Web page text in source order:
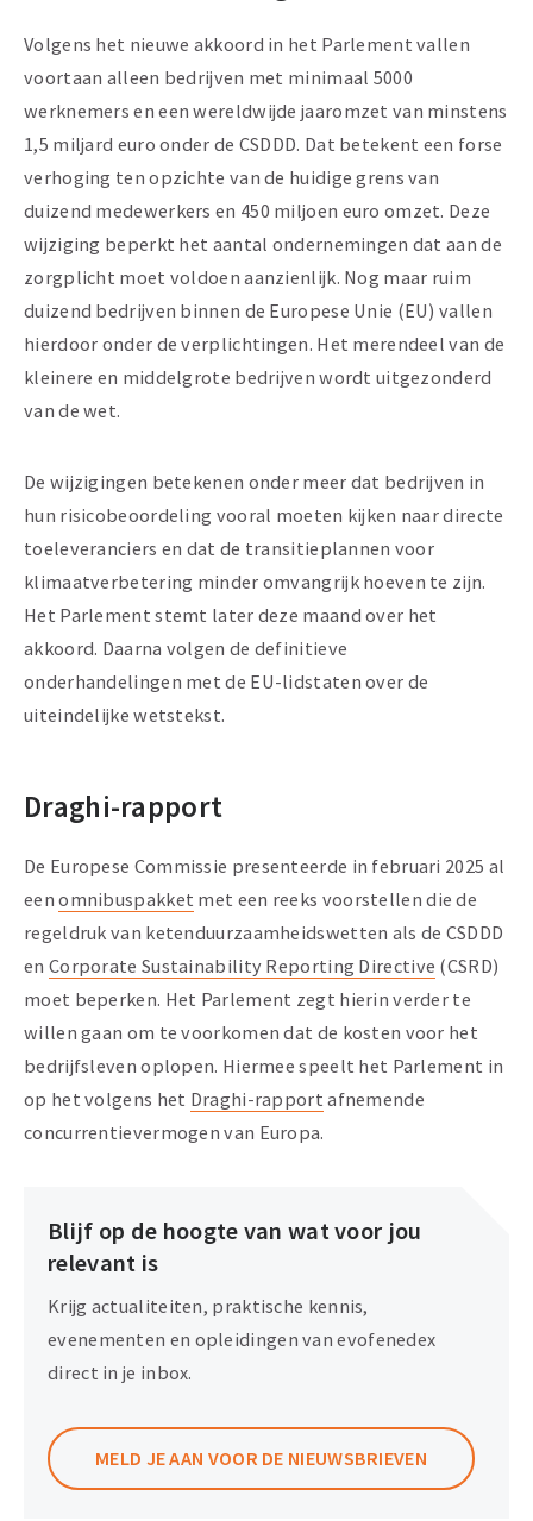
Volgens het nieuwe akkoord in het Parlement vallen
voortaan alleen bedrijven met minimaal 5000
werknemers en een wereldwijde jaaromzet van minstens
1,5 miljard euro onder de CSDDD. Dat betekent een forse
verhoging ten opzichte van de huidige grens van
duizend medewerkers en 450 miljoen euro omzet. Deze
wijziging beperkt het aantal ondernemingen dat aan de
zorgplicht moet voldoen aanzienlijk. Nog maar ruim
duizend bedrijven binnen de Europese Unie (EU) vallen
hierdoor onder de verplichtingen. Het merendeel van de
kleinere en middelgrote bedrijven wordt uitgezonderd
van de wet.
De wijzigingen betekenen onder meer dat bedrijven in
hun risicobeoordeling vooral moeten kijken naar directe
toeleveranciers en dat de transitieplannen voor
klimaatverbetering minder omvangrijk hoeven te zijn.
Het Parlement stemt later deze maand over het
akkoord. Daarna volgen de definitieve
onderhandelingen met de EU-lidstaten over de
uiteindelijke wetstekst.
Draghi-rapport
De Europese Commissie presenteerde in februari 2025 al
eenomnibuspakket met een reeks voorstellen die de
regeldruk van ketenduurzaamheidswetten als de CSDDD
en Corporate Sustainability Reporting Directive (CSRD)
moet beperken. Het Parlement zegt hierin verder te
willen gaan om te voorkomen dat de kosten voor het
bedrijfsleven oplopen. Hiermee speelt het Parlement in
op het volgens het Draghi-rapport afnemende
concurrentievermogen van Europa.
Blijf op de hoogte van wat voor jou
relevant is
Krijg actualiteiten, praktische kennis,
evenementen en opleidingen van evofenedex
direct in je inbox.
MELD JE AAN VOOR DE NIEUWSBRIEVEN